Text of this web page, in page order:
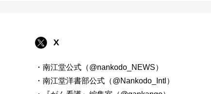
X
・南江堂公式（@nankodo_NEWS）
・南江堂洋書部公式（@Nankodo_Intl）